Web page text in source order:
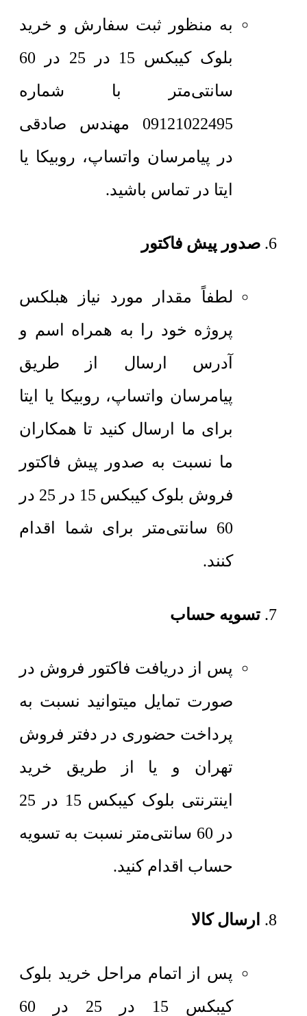
به منظور ثبت سفارش و خرید
بلوک کیبکس 15 در 25 در 60
سانتی‌متر با شماره
09121022495 مهندس صادقی
در پیامرسان واتساپ، روبیکا یا
ایتا در تماس باشید.
صدور پیش فاکتور
لطفاً مقدار مورد نیاز هبلکس
پروژه خود را به همراه اسم و
آدرس ارسال از طریق
پیامرسان واتساپ، روبیکا یا ایتا
برای ما ارسال کنید تا همکاران
ما نسبت به صدور پیش فاکتور
فروش بلوک کیبکس 15 در 25 در
60 سانتی‌متر برای شما اقدام
کنند.
تسویه حساب
پس از دریافت فاکتور فروش در
صورت تمایل میتوانید نسبت به
پرداخت حضوری در دفتر فروش
تهران و یا از طریق خرید
اینترنتی بلوک کیبکس 15 در 25
در 60 سانتی‌متر نسبت به تسویه
حساب اقدام کنید.
ارسال کالا
پس از اتمام مراحل خرید بلوک
کیبکس 15 در 25 در 60